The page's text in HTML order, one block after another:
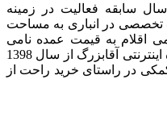
سیسمونی آقابزرگ با بیش از 20 سال سابقه فعالیت در زمینه
در انباری به مساحت
اقلام به قیمت عمده نامی
آشنا در این عرصه میباشد. فروشگاه اینترنتی آقابزرگ از سال 1398
در راستای خرید راحت از